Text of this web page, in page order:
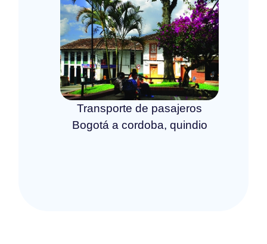
Transporte de pasajeros
Bogotá a cordoba, quindio